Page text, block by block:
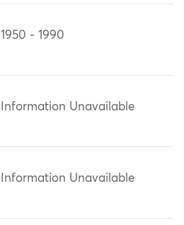
1950 - 1990
Information Unavailable
Information Unavailable